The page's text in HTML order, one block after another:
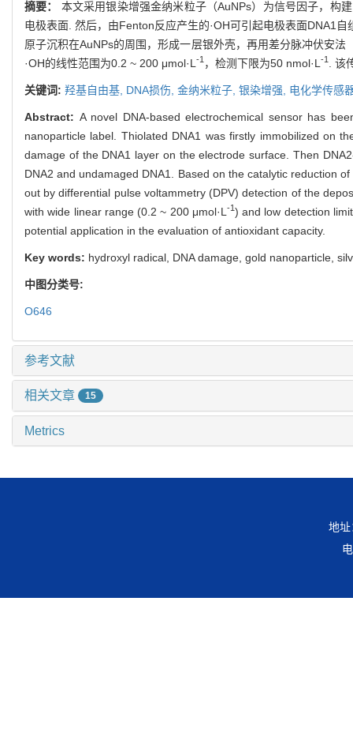
摘要： 本文采用银染增强金纳米粒子（AuNPs）为信号因子，构
电极表面. 然后，由Fenton反应产生的·OH可引起电极表面DNA1
原子沉积在AuNPs的周围，形成一层银外壳，再用差分脉冲伏安
·OH的线性范围为0.2 ~ 200 μmol·L -1 ，检测下限为50 nmol·L -1 .
关键词: 羟基自由基, DNA损伤, 金纳米粒子, 银染增强, 电化学传感
Abstract: A novel DNA-based electrochemical sensor has
nanoparticle label. Thiolated DNA1 was firstly immobilized on
damage of the DNA1 layer on the electrode surface. Then
DNA2 and undamaged DNA1. Based on the catalytic reduction
out by differential pulse voltammetry (DPV) detection of the
with wide linear range (0.2 ~ 200 μmol·L -1 ) and low detection
potential application in the evaluation of antioxidant capacity.
Key words: hydroxyl radical, DNA damage, gold nanoparticle,
中图分类号:
O646
参考文献
相关文章 15
Metrics
地